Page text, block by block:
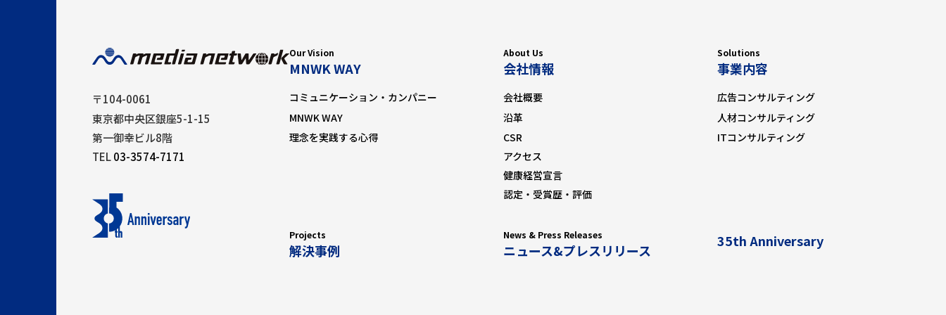
TEL：03-3574-7171（代） Email：privacy@mnwk.co.jp
〒104-0061
東京都中央区銀座5-1-15
第一御幸ビル8階
TEL03-3574-7171
Our Vision
MNWK WAY
コミュニケーション・カンパニー
MNWK WAY
理念を実践する心得
About Us
会社情報
会社概要
沿革
CSR
アクセス
健康経営宣言
認定・受賞歴・評価
Solutions
事業内容
広告コンサルティング
人材コンサルティング
ITコンサルティング
Projects
解決事例
News & Press Releases
ニュース&プレスリリース
35th Anniversary